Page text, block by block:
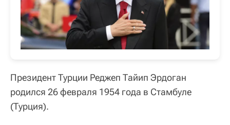
Президент Турции Реджеп Тайип Эрдоган
родился 26 февраля 1954 года в Стамбуле
(Турция).